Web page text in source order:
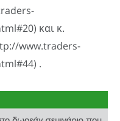
και κ.
www.traders-
.